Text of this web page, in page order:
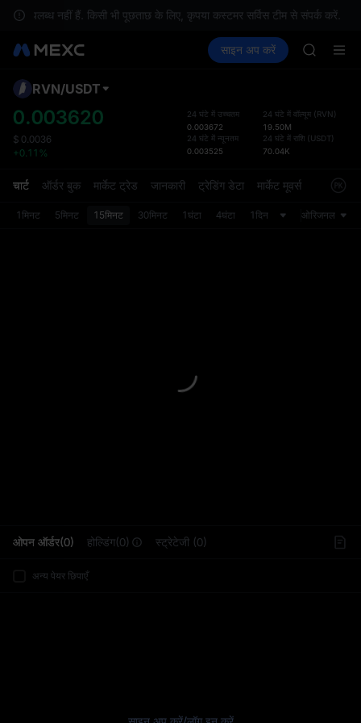
उपलब्ध नहीं हैं. किसी भी पूछताछ के लिए, कृपया कस्टमर सर्विस टीम से संपर्क करें.
स्पॉट फ़्यूचर्स SPCX कमाएँ
साइन अप करें
SKYAI
AAOI
SKYAI
को
RVN/USDT
0.003620
$ 0.0036
+0.11%
24 घंटे में उच्चतम
0.003672
24 घंटे में न्यूनतम
0.003525
24 घंटे में वॉल्यूम (RVN)
19.50M
24 घंटे में राशि (USDT)
70.04K
चार्ट ऑर्डर बुक मार्केट ट्रेड जानकारी ट्रेडिंग डेटा मार्केट मूवर्स
1मिनट 5मिनट 15मिनट 30मिनट 1घंटा 4घंटा 1दिन ओरिजनल
ओपन ऑर्डर(0) होल्डिंग(0) स्ट्रेटेजी (0)
अन्य पेयर छिपाएँ